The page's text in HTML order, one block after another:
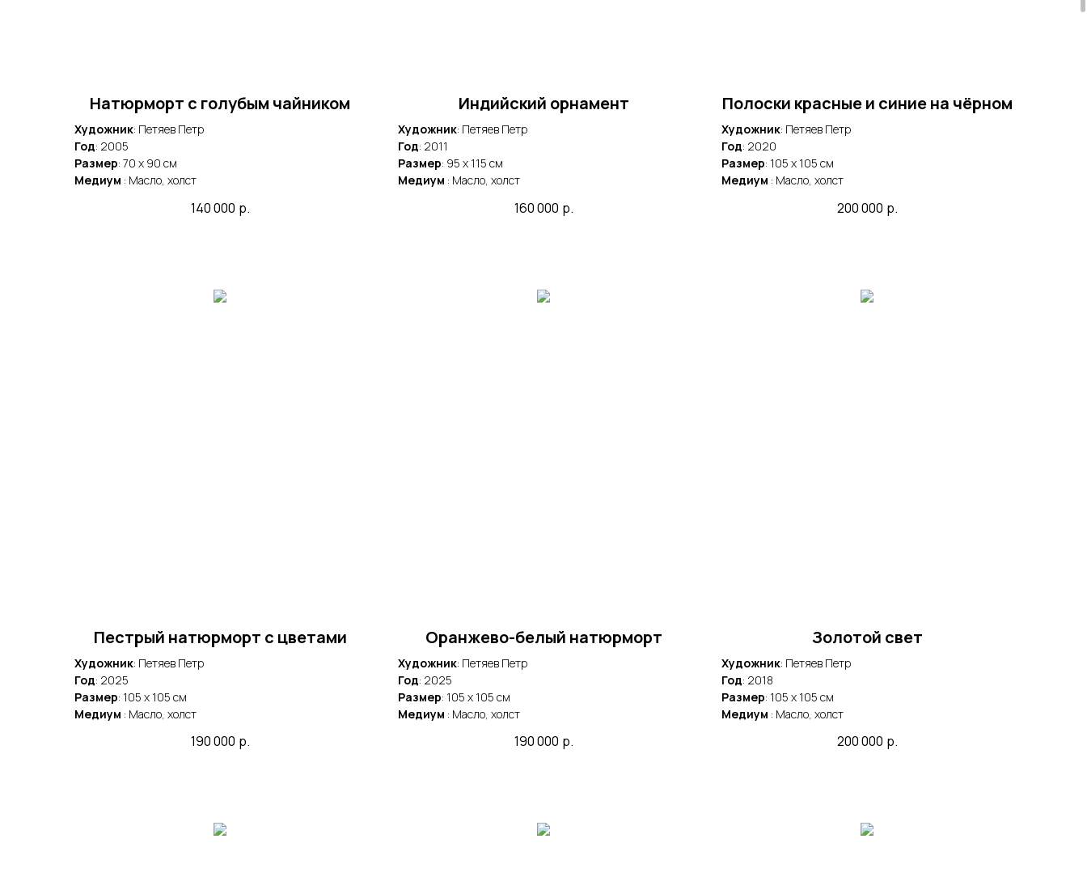
Натюрморт с голубым чайником
Художник: Петяев Петр
Год: 2005
Размер: 70 x 90 cм
Медиум : Масло, холст
140 000 р.
Индийский орнамент
Художник: Петяев Петр
Год: 2011
Размер: 95 x 115 cм
Медиум : Масло, холст
160 000 р.
Полоски красные и синие на чёрном
Художник: Петяев Петр
Год: 2020
Размер: 105 x 105 cм
Медиум : Масло, холст
200 000 р.
Пестрый натюрморт с цветами
Художник: Петяев Петр
Год: 2025
Размер: 105 x 105 cм
Медиум : Масло, холст
190 000 р.
Оранжево-белый натюрморт
Художник: Петяев Петр
Год: 2025
Размер: 105 x 105 cм
Медиум : Масло, холст
190 000 р.
Золотой свет
Художник: Петяев Петр
Год: 2018
Размер: 105 x 105 cм
Медиум : Масло, холст
200 000 р.